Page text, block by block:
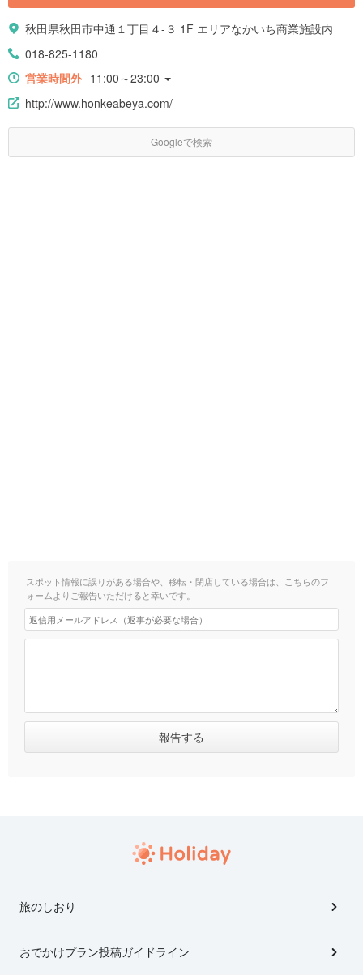
秋田県秋田市中通１丁目４-３ 1F エリアなかいち商業施設内
018-825-1180
営業時間外 11:00～23:00
http://www.honkeabeya.com/
Googleで検索
スポット情報に誤りがある場合や、移転・閉店している場合は、こちらのフ
ォームよりご報告いただけると幸いです。
旅のしおり
おでかけプラン投稿ガイドライン